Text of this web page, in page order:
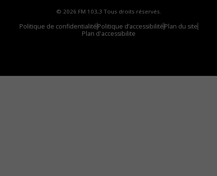
© 2026 FM 103,3 Tous droits réservés.
Politique de confidentialitéPolitique d’accessibilitéPlan du site
Plan d'accessibilite